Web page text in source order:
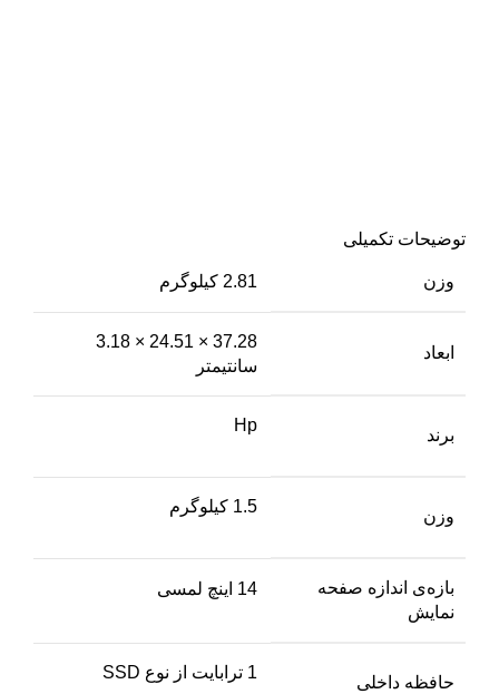
توضیحات تکمیلی
وزن 2.81 کیلوگرم
ابعاد
37.28 × 24.51 × 3.18
سانتیمتر
برند
Hp
وزن
1.5 کیلوگرم
بازه‌ی اندازه صفحه
نمایش
14 اینچ لمسی
حافظه داخلی
1 ترابایت از نوع SSD